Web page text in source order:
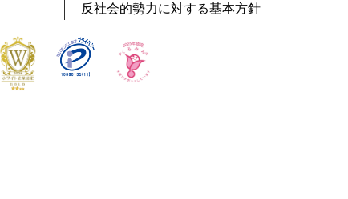
反社会的勢力に対する基本方針